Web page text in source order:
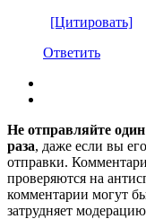
[Цитировать]
Ответить
Не отправляйте
раза, даже если вы
отправки.
проверяются на
комментарии могут
затрудняет